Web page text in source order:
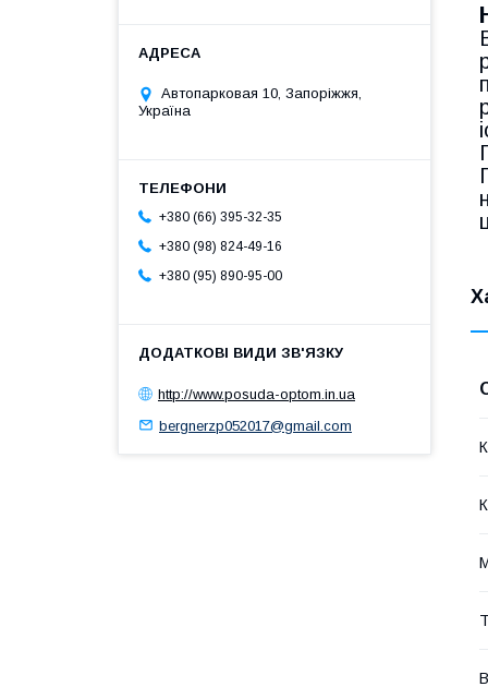
Автопарковая 10, Запоріжжя,
Україна
+380 (66) 395-32-35
+380 (98) 824-49-16
+380 (95) 890-95-00
http://www.posuda-optom.in.ua
bergnerzp052017@gmail.com